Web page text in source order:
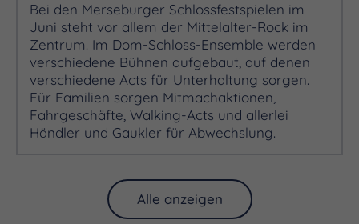
Bei den Merseburger Schlossfestspielen im
Juni steht vor allem der Mittelalter-Rock im
Zentrum. Im Dom-Schloss-Ensemble werden
verschiedene Bühnen aufgebaut, auf denen
verschiedene Acts für Unterhaltung sorgen.
Für Familien sorgen Mitmachaktionen,
Fahrgeschäfte, Walking-Acts und allerlei
Händler und Gaukler für Abwechslung.
Alle anzeigen